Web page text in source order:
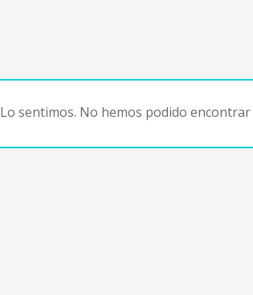
Lo sentimos. No hemos podido